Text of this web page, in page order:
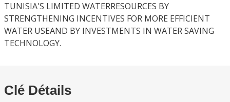
TUNISIA'S LIMITED WATERRESOURCES BY
STRENGTHENING INCENTIVES FOR MORE EFFICIENT
WATER USEAND BY INVESTMENTS IN WATER SAVING
TECHNOLOGY.
Clé Détails